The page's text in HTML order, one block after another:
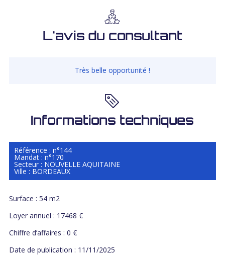
L'avis du consultant
Très belle opportunité !
Informations techniques
Référence : n°144
Mandat : n°170
Secteur : NOUVELLE AQUITAINE
Ville : BORDEAUX
Surface : 54 m2
Loyer annuel : 17468 €
Chiffre d’affaires : 0 €
Date de publication : 11/11/2025